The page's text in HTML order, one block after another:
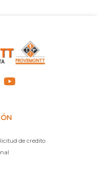
de credito